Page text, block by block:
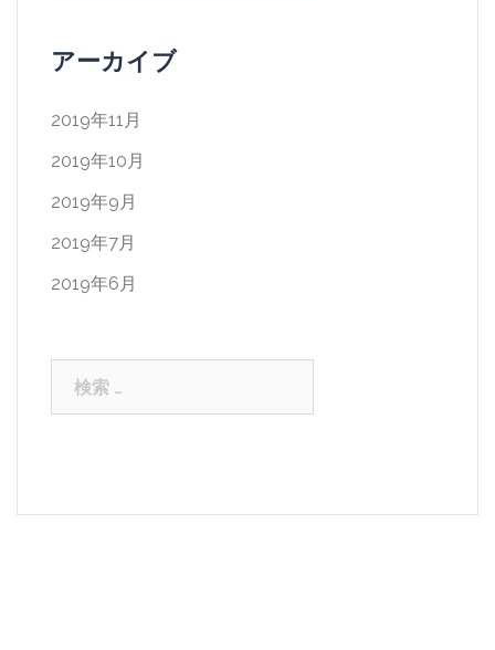
アーカイブ
2019年11月
2019年10月
2019年9月
2019年7月
2019年6月